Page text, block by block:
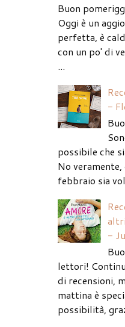
Buon
Oggi è un
perfetta, è
con un po' di
...
-
possibile che
No veramente,
febbraio sia
-
lettori!
di recensioni,
mattina è
possibilità,